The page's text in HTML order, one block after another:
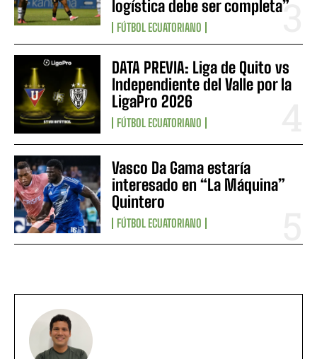
logística debe ser completa”
FÚTBOL ECUATORIANO
DATA PREVIA: Liga de Quito vs
Independiente del Valle por la
LigaPro 2026
FÚTBOL ECUATORIANO
Vasco Da Gama estaría
interesado en “La Máquina”
Quintero
FÚTBOL ECUATORIANO